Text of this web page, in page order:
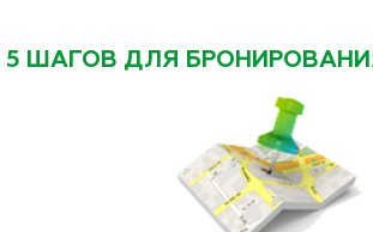
5 ШАГОВ ДЛЯ